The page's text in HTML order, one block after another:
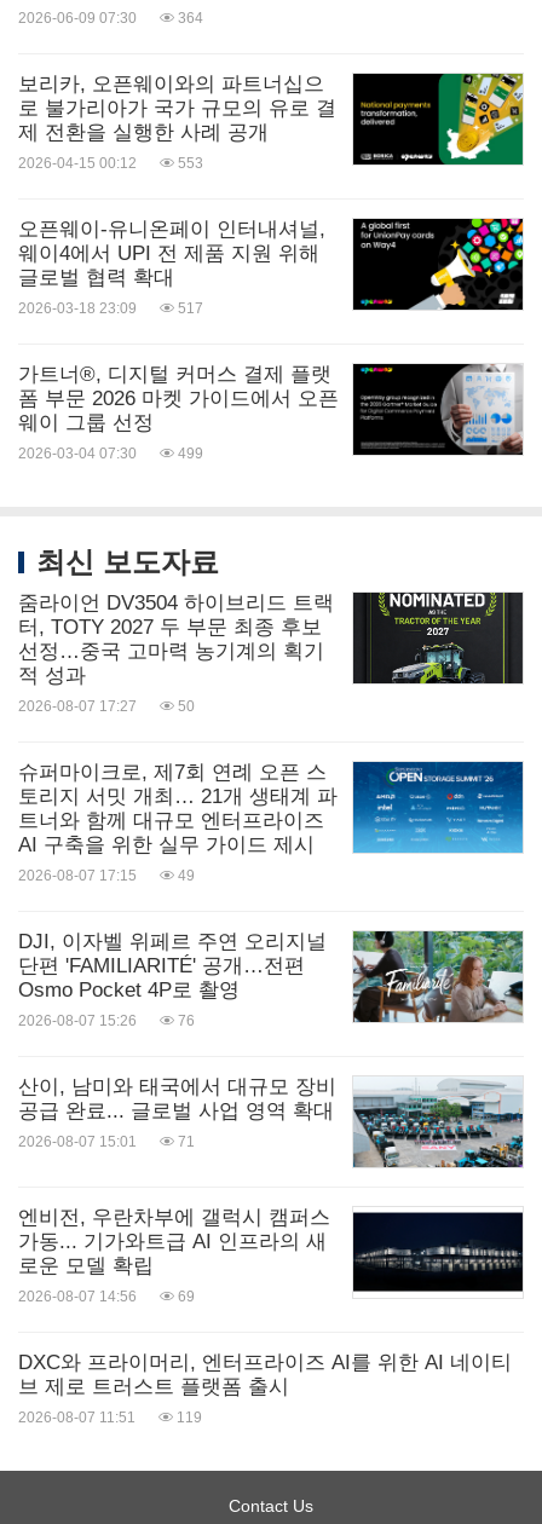
2026-06-09 07:30 364
보리카, 오픈웨이와의 파트너십으
로 불가리아가 국가 규모의 유로 결
제 전환을 실행한 사례 공개
2026-04-15 00:12 553
오픈웨이-유니온페이 인터내셔널,
웨이4에서 UPI 전 제품 지원 위해
글로벌 협력 확대
2026-03-18 23:09 517
가트너®, 디지털 커머스 결제 플랫
폼 부문 2026 마켓 가이드에서 오픈
웨이 그룹 선정
2026-03-04 07:30 499
최신 보도자료
줌라이언 DV3504 하이브리드 트랙
터, TOTY 2027 두 부문 최종 후보
선정…중국 고마력 농기계의 획기
적 성과
2026-08-07 17:27 50
슈퍼마이크로, 제7회 연례 오픈 스
토리지 서밋 개최… 21개 생태계 파
트너와 함께 대규모 엔터프라이즈
AI 구축을 위한 실무 가이드 제시
2026-08-07 17:15 49
DJI, 이자벨 위페르 주연 오리지널
단편 'FAMILIARITÉ' 공개…전편
Osmo Pocket 4P로 촬영
2026-08-07 15:26 76
산이, 남미와 태국에서 대규모 장비
공급 완료... 글로벌 사업 영역 확대
2026-08-07 15:01 71
엔비전, 우란차부에 갤럭시 캠퍼스
가동... 기가와트급 AI 인프라의 새
로운 모델 확립
2026-08-07 14:56 69
DXC와 프라이머리, 엔터프라이즈 AI를 위한 AI 네이티
브 제로 트러스트 플랫폼 출시
2026-08-07 11:51 119
Contact Us